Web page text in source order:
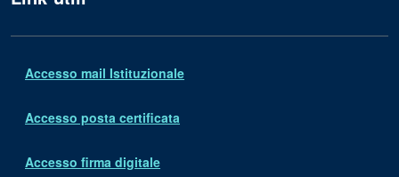
Accesso mail Istituzionale
Accesso posta certificata
Accesso firma digitale